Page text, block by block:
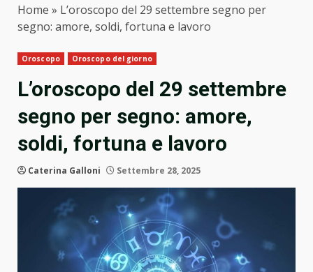
Home » L’oroscopo del 29 settembre segno per
segno: amore, soldi, fortuna e lavoro
Oroscopo Oroscopo del giorno
L’oroscopo del 29 settembre
segno per segno: amore,
soldi, fortuna e lavoro
Caterina Galloni Settembre 28, 2025